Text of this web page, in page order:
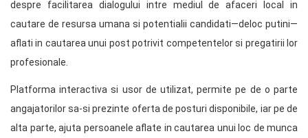
despre facilitarea dialogului intre mediul de afaceri local in
cautare de resursa umana si potentialii candidati—deloc putini—
aflati in cautarea unui post potrivit competentelor si pregatirii lor
profesionale.
Platforma interactiva si usor de utilizat, permite pe de o parte
angajatorilor sa-si prezinte oferta de posturi disponibile, iar pe de
alta parte, ajuta persoanele aflate in cautarea unui loc de munca